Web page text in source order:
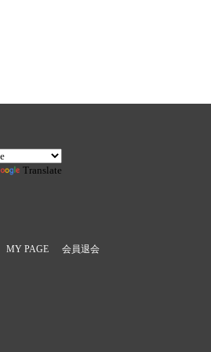
Translate
MY PAGE 会員退会